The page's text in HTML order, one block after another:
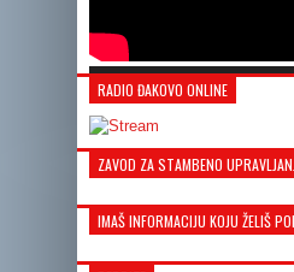
00:00
00:00
01:22
RADIO ĐAKOVO ONLINE
ZAVOD ZA STAMBENO
IMAŠ INFORMACIJU KOJU ŽELIŠ